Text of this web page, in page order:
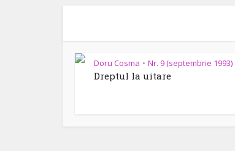
Doru Cosma • Nr. 9 (septembrie 1993)
Dreptul la uitare